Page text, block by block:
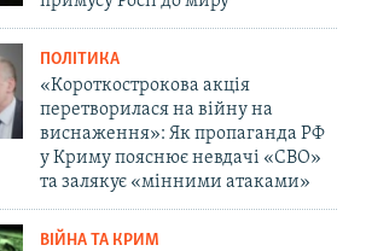
ПОЛІТИКА
«Короткострокова акція
перетворилася на війну на
виснаження»: Як пропаганда РФ
у Криму пояснює невдачі «СВО»
та залякує «мінними атаками»
ВІЙНА ТА КРИМ